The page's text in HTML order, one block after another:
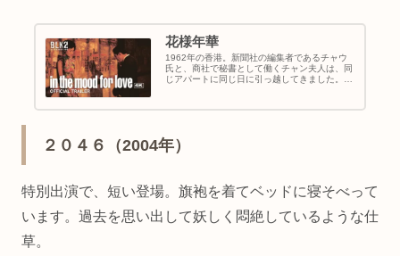
花様年華
1962年の香港。新聞社の編集者であるチャウ
氏と、商社で秘書として働くチャン夫人は、同
じアパートに同じ日に引っ越してきました。い
有するようになっていきます…。
２０４６（2004年）
特別出演で、短い登場。旗袍を着てベッドに寝そべって
います。過去を思い出して妖しく悶絶しているような仕
草。